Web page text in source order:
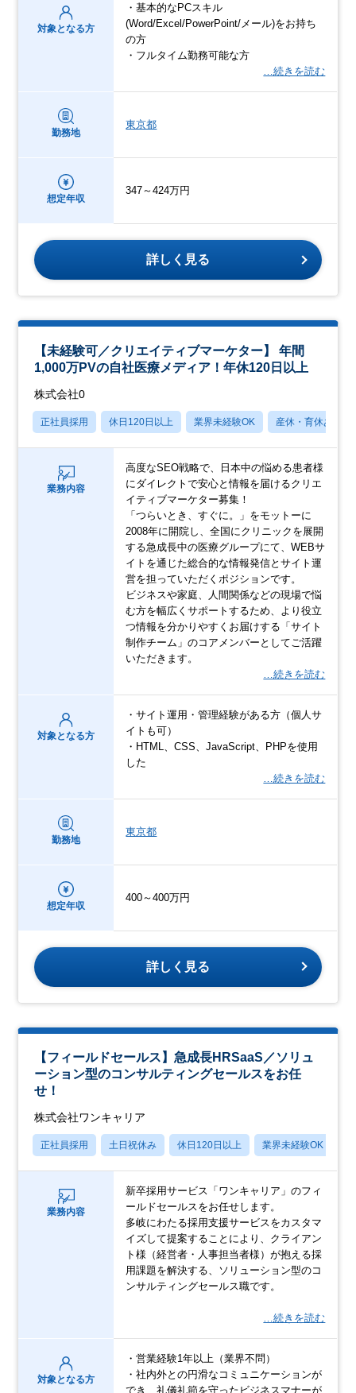
対象となる方
・基本的なPCスキル
(Word/Excel/PowerPoint/メール)をお持ち
の方
・フルタイム勤務可能な方
…続きを読む
勤務地
東京都
想定年収
347～424万円
詳しく見る
【未経験可／クリエイティブマーケター】 年間
1,000万PVの自社医療メディア！年休120日以上
株式会社0
正社員採用 休日120日以上 業界未経験OK 産休・育休あり
業務内容
高度なSEO戦略で、日本中の悩める患者様
にダイレクトで安心と情報を届けるクリエ
イティブマーケター募集！
「つらいとき、すぐに。」をモットーに
2008年に開院し、全国にクリニックを展開
する急成長中の医療グループにて、WEBサ
イトを通じた総合的な情報発信とサイト運
営を担っていただくポジションです。
ビジネスや家庭、人間関係などの現場で悩
む方を幅広くサポートするため、より役立
つ情報を分かりやすくお届けする「サイト
制作チーム」のコアメンバーとしてご活躍
いただきます。
…続きを読む
対象となる方
・サイト運用・管理経験がある方（個人サ
イトも可）
・HTML、CSS、JavaScript、PHPを使用
した
…続きを読む
勤務地
東京都
想定年収
400～400万円
詳しく見る
【フィールドセールス】急成長HRSaaS／ソリュ
ーション型のコンサルティングセールスをお任
せ！
株式会社ワンキャリア
正社員採用 土日祝休み 休日120日以上 業界未経験OK
業務内容
新卒採用サービス「ワンキャリア」のフィ
ールドセールスをお任せします。
多岐にわたる採用支援サービスをカスタマ
イズして提案することにより、クライアン
ト様（経営者・人事担当者様）が抱える採
用課題を解決する、ソリューション型のコ
ンサルティングセールス職です。
…続きを読む
対象となる方
・営業経験1年以上（業界不問）
・社内外との円滑なコミュニケーションが
でき、礼儀礼節を守ったビジネスマナーが